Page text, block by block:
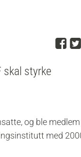
skal styrke
og ble
med